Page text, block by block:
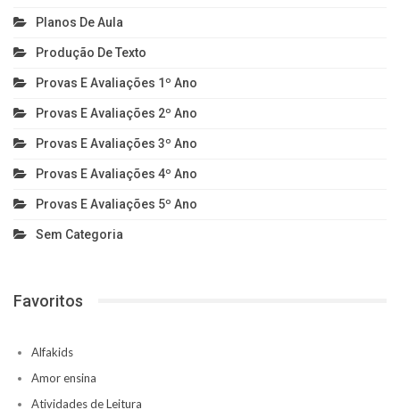
Planos De Aula
Produção De Texto
Provas E Avaliações 1º Ano
Provas E Avaliações 2º Ano
Provas E Avaliações 3º Ano
Provas E Avaliações 4º Ano
Provas E Avaliações 5º Ano
Sem Categoria
Favoritos
Alfakids
Amor ensina
Atividades de Leitura